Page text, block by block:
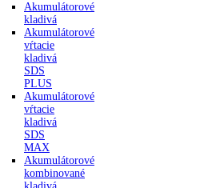
Akumulátorové
kladivá
Akumulátorové
vŕtacie
kladivá
SDS
PLUS
Akumulátorové
vŕtacie
kladivá
SDS
MAX
Akumulátorové
kombinované